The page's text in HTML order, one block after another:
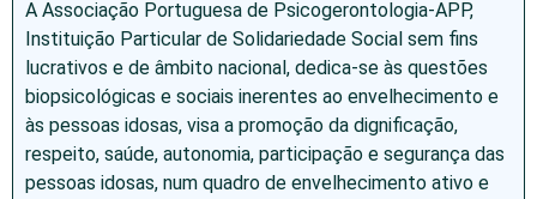
A Associação Portuguesa de Psicogerontologia-APP,
Instituição Particular de Solidariedade Social sem fins
lucrativos e de âmbito nacional, dedica-se às questões
biopsicológicas e sociais inerentes ao envelhecimento e
às pessoas idosas, visa a promoção da dignificação,
respeito, saúde, autonomia, participação e segurança das
pessoas idosas, num quadro de envelhecimento ativo e